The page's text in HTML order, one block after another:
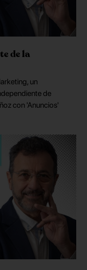
de la
un
de
con 'Anuncios'